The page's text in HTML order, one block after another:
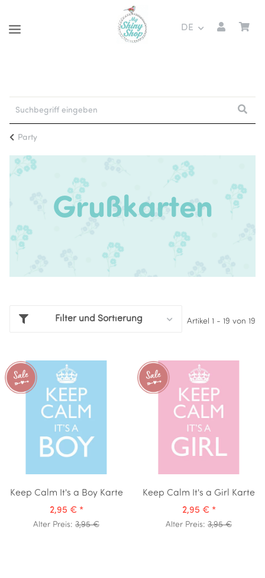
DE
Party
Grußkarten
Filter und Sortierung Artikel 1 - 19 von 19
Keep Calm It's a Boy Karte
2,95 € *
Alter Preis: 3,95 €
Keep Calm It's a Girl Karte
2,95 € *
Alter Preis: 3,95 €